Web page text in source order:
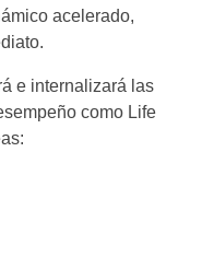
acelerado,
e internalizará las
como Life